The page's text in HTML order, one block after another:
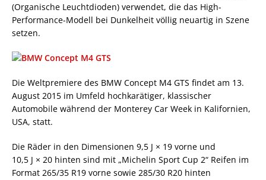
(Organische Leuchtdioden) verwendet, die das High-
Performance-Modell bei Dunkelheit völlig neuartig in Szene
setzen.
Die Weltpremiere des BMW Concept M4 GTS findet am 13.
August 2015 im Umfeld hochkarätiger, klassischer
Automobile während der Monterey Car Week in Kalifornien,
USA, statt.
Die Räder in den Dimensionen 9,5 J × 19 vorne und
10,5 J × 20 hinten sind mit „Michelin Sport Cup 2“ Reifen im
Format 265/35 R19 vorne sowie 285/30 R20 hinten